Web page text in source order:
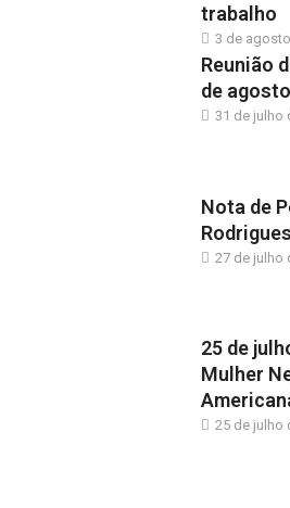
trabalho
3 de
Reunião
de agosto
31 de julho
Nota de
Rodrigues
27 de julho
25 de
Mulher
25 de julho